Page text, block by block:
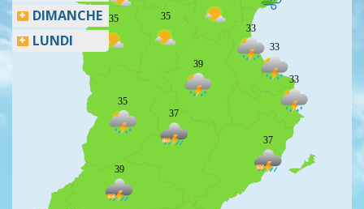
35
35
39
33
33
33
35
37
37
39
DIMANCHE
LUNDI